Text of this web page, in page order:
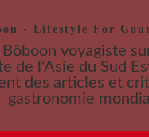
- Lifestyle For
voyagiste
de l'Asie du Sud
des articles et
gastronomie